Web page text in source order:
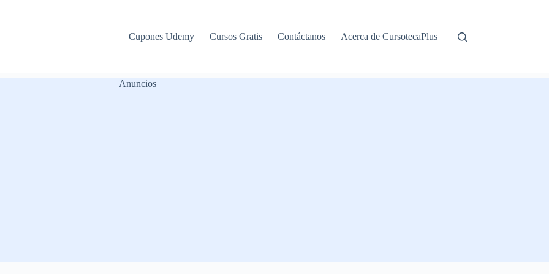
Cupones Udemy Cursos Gratis Contáctanos Acerca de CursotecaPlus
Anuncios